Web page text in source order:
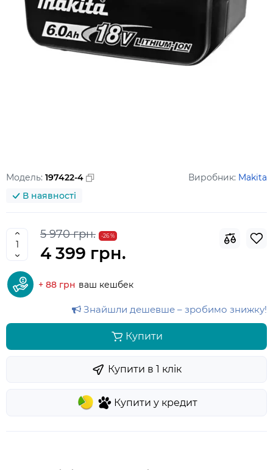
Модель: 197422-4 Виробник: Makita
В наявності
5 970 грн. -26 %
4 399 грн.
+ 88 грн ваш кешбек
Знайшли дешевше – зробимо знижку!
Купити
Купити у кредит
Купити в 1 клiк